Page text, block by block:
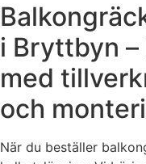
i Bryttbyn
med
och
När du beställer